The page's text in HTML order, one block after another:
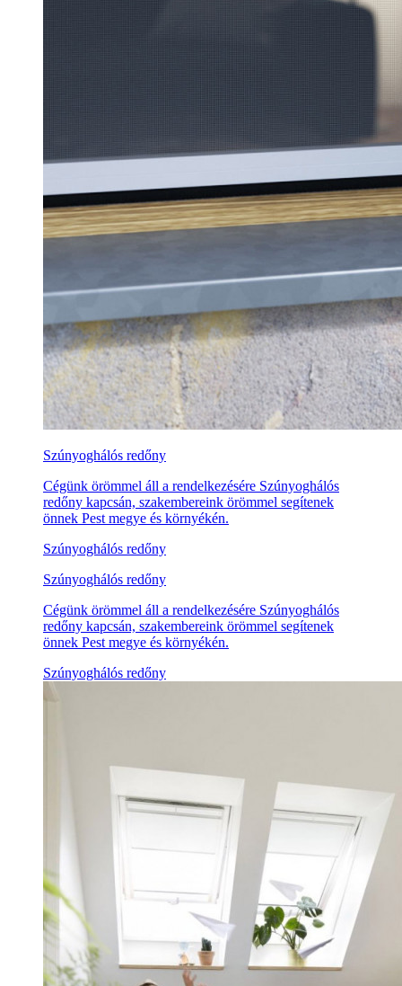
Szúnyoghálós redőny
Cégünk örömmel áll a rendelkezésére Szúnyoghálós
redőny kapcsán, szakembereink örömmel segítenek
önnek Pest megye és környékén.
Szúnyoghálós redőny
Szúnyoghálós redőny
Cégünk örömmel áll a rendelkezésére Szúnyoghálós
redőny kapcsán, szakembereink örömmel segítenek
önnek Pest megye és környékén.
Szúnyoghálós redőny